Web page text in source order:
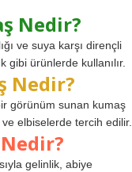
Nedir?
ve suya karşı dirençli
gibi ürünlerde kullanılır.
Nedir?
görünüm sunan kumaş
elbiselerde tercih edilir.
gelinlik, abiye